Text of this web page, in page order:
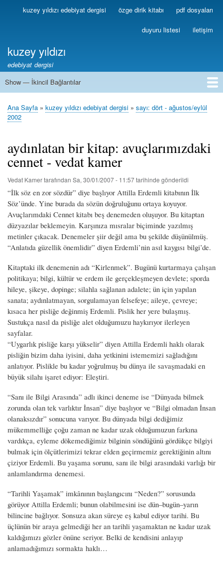
Ana
içeriğe
Birincilkuzey yıldızı edebiyat dergisi özge dirik kitabı pdf dosyaları
duyuru listesi iletişim
kuzey yıldızı
edebiyat dergisi
İkincil
Show — İkincil Bağlantılar
1
2
3
4
5
6
7
8
9
10
11
12
13
Sayfa
Ana Sayfa kuzey yıldızı edebiyat dergisi
sayı: dört - ağustos/eylül
2002
aydınlatan bir kitap: avuçlarımızdaki
cennet - vedat kamer
Vedat Kamertarafından Sa, 30/01/2007 - 11:57tarihinde gönderildi
“İlk söz en zor sözdür” diye başlıyor Attilla Erdemli kitabının İlk
Söz’ünde. Yine burada da sözün doğruluğunu ortaya koyuyor.
Avuçlarımdaki Cennet kitabı beş denemeden oluşuyor. Bu kitaptan
düzyazılar beklemeyin. Karşınıza mısralar biçiminde yazılmış
metinler çıkacak. Denemeler şiir değil ama bu şekilde düşünülmüş.
“Anlatıda güzellik önemlidir” diyen Erdemli’nin asıl kaygısı bilgi’de.
Kitaptaki ilk denemenin adı “Kirlenmek”. Bugünü kurtarmaya çalışan
politikaya; bilgi, kültür ve erdem ile gerçekleşmeyen devlete; sporda
hileye, şikeye, dopinge; silahla sağlanan adalete; ün için yapılan
sanata; aydınlatmayan, sorgulamayan felsefeye; aileye, çevreye;
kısaca her pisliğe değinmiş Erdemli. Pislik her yere bulaşmış.
Sustukça nasıl da pisliğe alet olduğumuzu haykırıyor ilerleyen
sayfalar.
“Uygarlık pisliğe karşı yükselir” diyen Attilla Erdemli haklı olarak
pisliğin bizim daha iyisini, daha yetkinini istememizi sağladığını
anlatıyor. Pislikle bu kadar yoğrulmuş bu dünya ile savaşmadaki en
büyük silahı işaret ediyor: Eleştiri.
“Sanı ile Bilgi Arasında” adlı ikinci deneme ise “Dünyada bilmek
zorunda olan tek varlıktır İnsan” diye başlıyor ve “Bilgi olmadan İnsan
olanaksızdır” sonucuna varıyor. Bu dünyada bilgi dediğimiz
mükemmelliğe çoğu zaman ne kadar uzak olduğumuzun farkına
vardıkça, eyleme dökemediğimiz bilginin söndüğünü gördükçe bilgiyi
bulmak için ölçütlerimizi tekrar elden geçirmemiz gerektiğinin altını
çiziyor Erdemli. Bu yaşama sorunu, sanı ile bilgi arasındaki varlığı bir
anlamlandırma denemesi.
“Tarihli Yaşamak” imkânının başlangıcını “Neden?” sorusunda
görüyor Attilla Erdemli; bunun olabilmesini ise dün–bugün–yarın
bilincine bağlıyor. Sonsuza akan süreye eş kabul ediyor tarihi. Bu
üçlünün bir araya gelmediği her an tarihli yaşamaktan ne kadar uzak
kaldığımızı gözler önüne seriyor. Belki de kendisini anlayıp
anlamadığımızı sormakta haklı…